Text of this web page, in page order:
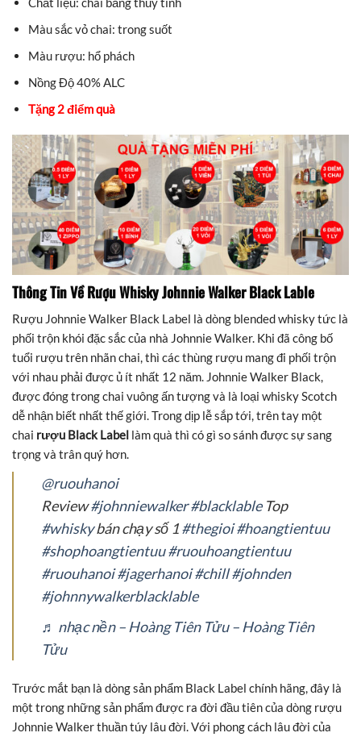
Màu sắc vỏ chai: trong suốt
Màu rượu: hổ phách
Nồng Độ 40% ALC
Tặng 2 điểm quà
Thông Tin Về Rượu Whisky Johnnie Walker Black Lable
Rượu Johnnie Walker Black Label là dòng blended whisky tức là
phối trộn khói đặc sắc của nhà Johnnie Walker. Khi đã công bố
tuổi rượu trên nhãn chai, thì các thùng rượu mang đi phối trộn
với nhau phải được ủ ít nhất 12 năm. Johnnie Walker Black,
được đóng trong chai vuông ấn tượng và là loại whisky Scotch
dễ nhận biết nhất thế giới. Trong dịp lễ sắp tới, trên tay một
chai rượu Black Label làm quà thì có gì so sánh được sự sang
trọng và trân quý hơn.
@ruouhanoi
Review#johnniewalker#blacklableTop
#whiskybán chạy số 1#thegioi#hoangtientuu
#shophoangtientuu#ruouhoangtientuu
#ruouhanoi#jagerhanoi#chill#johnden
#johnnywalkerblacklable
♬ nhạc nền – Hoàng Tiên Tửu – Hoàng Tiên
Tửu
Trước mắt bạn là dòng sản phẩm Black Label chính hãng, đây là
một trong những sản phẩm được ra đời đầu tiên của dòng rượu
Johnnie Walker thuần túy lâu đời. Với phong cách lâu đời của